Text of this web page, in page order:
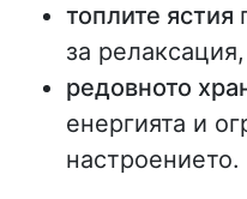
топлите ястия
за релаксация,
редовното
енергията и
настроението.